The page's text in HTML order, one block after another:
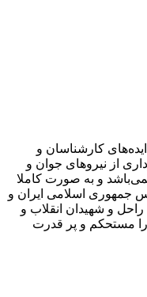
کارشناسان و
از نیروهای جوان و
و به صورت کاملا
جمهوری اسلامی ایران و
راحل و شهیدان انقلاب و
مستحکم و پر قدرت